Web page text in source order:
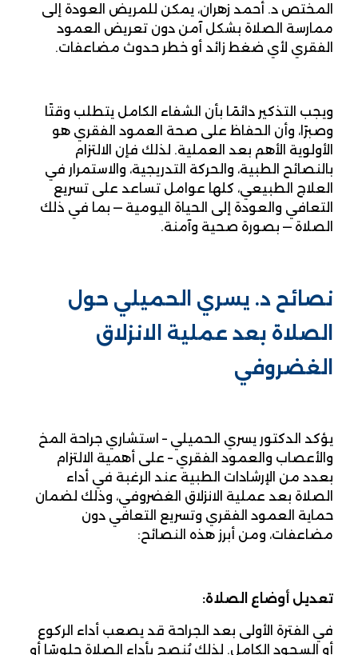
المختص د. أحمد زهران، يمكن للمريض العودة إلى
ممارسة الصلاة بشكل آمن دون تعريض العمود
الفقري لأي ضغط زائد أو خطر حدوث مضاعفات.
ويجب التذكير دائمًا بأن الشفاء الكامل يتطلب وقتًا
وصبرًا، وأن الحفاظ على صحة العمود الفقري هو
الأولوية الأهم بعد العملية. لذلك فإن الالتزام
بالنصائح الطبية، والحركة التدريجية، والاستمرار في
العلاج الطبيعي، كلها عوامل تساعد على تسريع
التعافي والعودة إلى الحياة اليومية — بما في ذلك
الصلاة — بصورة صحية وآمنة.
نصائح د. يسري الحميلي حول
الصلاة بعد عملية الانزلاق
الغضروفي
يؤكد الدكتور يسري الحميلي – استشاري جراحة المخ
والأعصاب والعمود الفقري – على أهمية الالتزام
بعدد من الإرشادات الطبية عند الرغبة في أداء
الصلاة بعد عملية الانزلاق الغضروفي، وذلك لضمان
حماية العمود الفقري وتسريع التعافي دون
مضاعفات، ومن أبرز هذه النصائح:
تعديل أوضاع الصلاة:
في الفترة الأولى بعد الجراحة قد يصعب أداء الركوع
أو السجود الكامل. لذلك يُنصح بأداء الصلاة جلوسًا أو